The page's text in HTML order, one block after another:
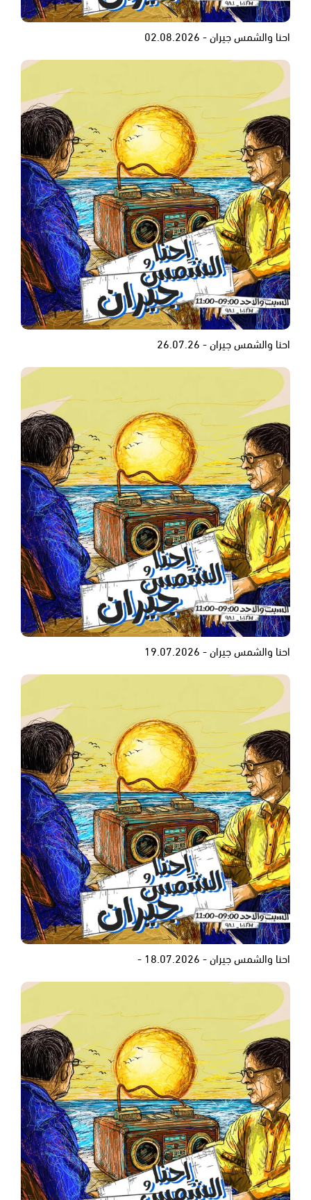
احنا والشمس جيران - 02.08.2026
احنا والشمس جيران - 26.07.26
احنا والشمس جيران - 19.07.2026
احنا والشمس جيران - 18.07.2026 -